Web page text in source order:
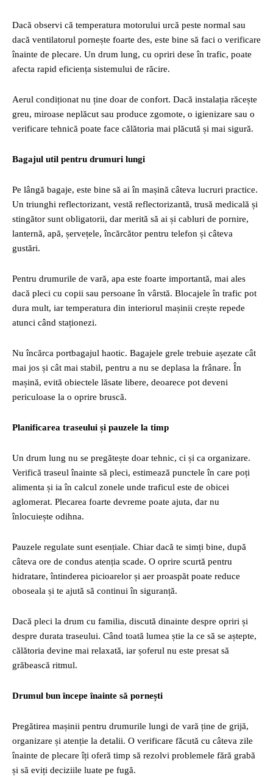
Dacă observi că temperatura motorului urcă peste normal sau
dacă ventilatorul pornește foarte des, este bine să faci o verificare
înainte de plecare. Un drum lung, cu opriri dese în trafic, poate
afecta rapid eficiența sistemului de răcire.
Aerul condiționat nu ține doar de confort. Dacă instalația răcește
greu, miroase neplăcut sau produce zgomote, o igienizare sau o
verificare tehnică poate face călătoria mai plăcută și mai sigură.
Bagajul util pentru drumuri lungi
Pe lângă bagaje, este bine să ai în mașină câteva lucruri practice.
Un triunghi reflectorizant, vestă reflectorizantă, trusă medicală și
stingător sunt obligatorii, dar merită să ai și cabluri de pornire,
lanternă, apă, șervețele, încărcător pentru telefon și câteva
gustări.
Pentru drumurile de vară, apa este foarte importantă, mai ales
dacă pleci cu copii sau persoane în vârstă. Blocajele în trafic pot
dura mult, iar temperatura din interiorul mașinii crește repede
atunci când staționezi.
Nu încărca portbagajul haotic. Bagajele grele trebuie așezate cât
mai jos și cât mai stabil, pentru a nu se deplasa la frânare. În
mașină, evită obiectele lăsate libere, deoarece pot deveni
periculoase la o oprire bruscă.
Planificarea traseului și pauzele la timp
Un drum lung nu se pregătește doar tehnic, ci și ca organizare.
Verifică traseul înainte să pleci, estimează punctele în care poți
alimenta și ia în calcul zonele unde traficul este de obicei
aglomerat. Plecarea foarte devreme poate ajuta, dar nu
înlocuiește odihna.
Pauzele regulate sunt esențiale. Chiar dacă te simți bine, după
câteva ore de condus atenția scade. O oprire scurtă pentru
hidratare, întinderea picioarelor și aer proaspăt poate reduce
oboseala și te ajută să continui în siguranță.
Dacă pleci la drum cu familia, discută dinainte despre opriri și
despre durata traseului. Când toată lumea știe la ce să se aștepte,
călătoria devine mai relaxată, iar șoferul nu este presat să
grăbească ritmul.
Drumul bun începe înainte să pornești
Pregătirea mașinii pentru drumurile lungi de vară ține de grijă,
organizare și atenție la detalii. O verificare făcută cu câteva zile
înainte de plecare îți oferă timp să rezolvi problemele fără grabă
și să eviți deciziile luate pe fugă.